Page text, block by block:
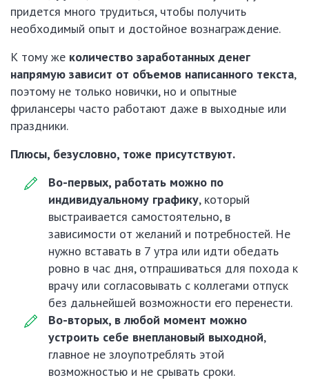
придется много трудиться, чтобы получить
необходимый опыт и достойное вознаграждение.
К тому же количество заработанных денег
напрямую зависит от объемов написанного текста,
поэтому не только новички, но и опытные
фрилансеры часто работают даже в выходные или
праздники.
Плюсы, безусловно, тоже присутствуют.
Во-первых, работать можно по
индивидуальному графику, который
выстраивается самостоятельно, в
зависимости от желаний и потребностей. Не
нужно вставать в 7 утра или идти обедать
ровно в час дня, отпрашиваться для похода к
врачу или согласовывать с коллегами отпуск
без дальнейшей возможности его перенести.
Во-вторых, в любой момент можно
устроить себе внеплановый выходной,
главное не злоупотреблять этой
возможностью и не срывать сроки.